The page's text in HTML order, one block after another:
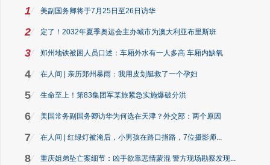
1 美副国务卿将于7月25日至26日访华
2 定了！2032年夏季奥运会主办城市为澳大利亚布里斯班
3 郑州地铁被困人员口述：车厢外水有一人多高 车厢内缺氧
4 在人间 | 亲历郑州暴雨：我用皮划艇救了一个孕妇
5 生命至上！第83集团军某旅紧急实施爆破分洪
6 美国常务副国务卿访华为何选在天津？外交部：两个原因
7 在人间 | 红绿灯被淹后，小男孩在路口指路，7位摄影师...
8 重庆姐弟坠亡案细节：凶手欲靠悲情蒙混 警方现场勘察发现...